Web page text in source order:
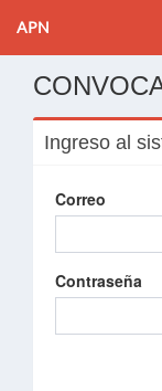
APN
Ingreso al
Correo
Contraseña